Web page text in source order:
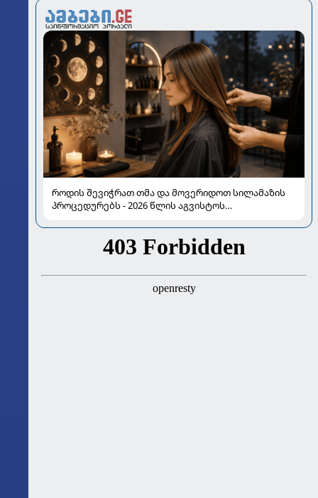
როდის შევიჭრათ თმა და მოვერიდოთ სილამაზის
პროცედურებს - 2026 წლის აგვისტოს